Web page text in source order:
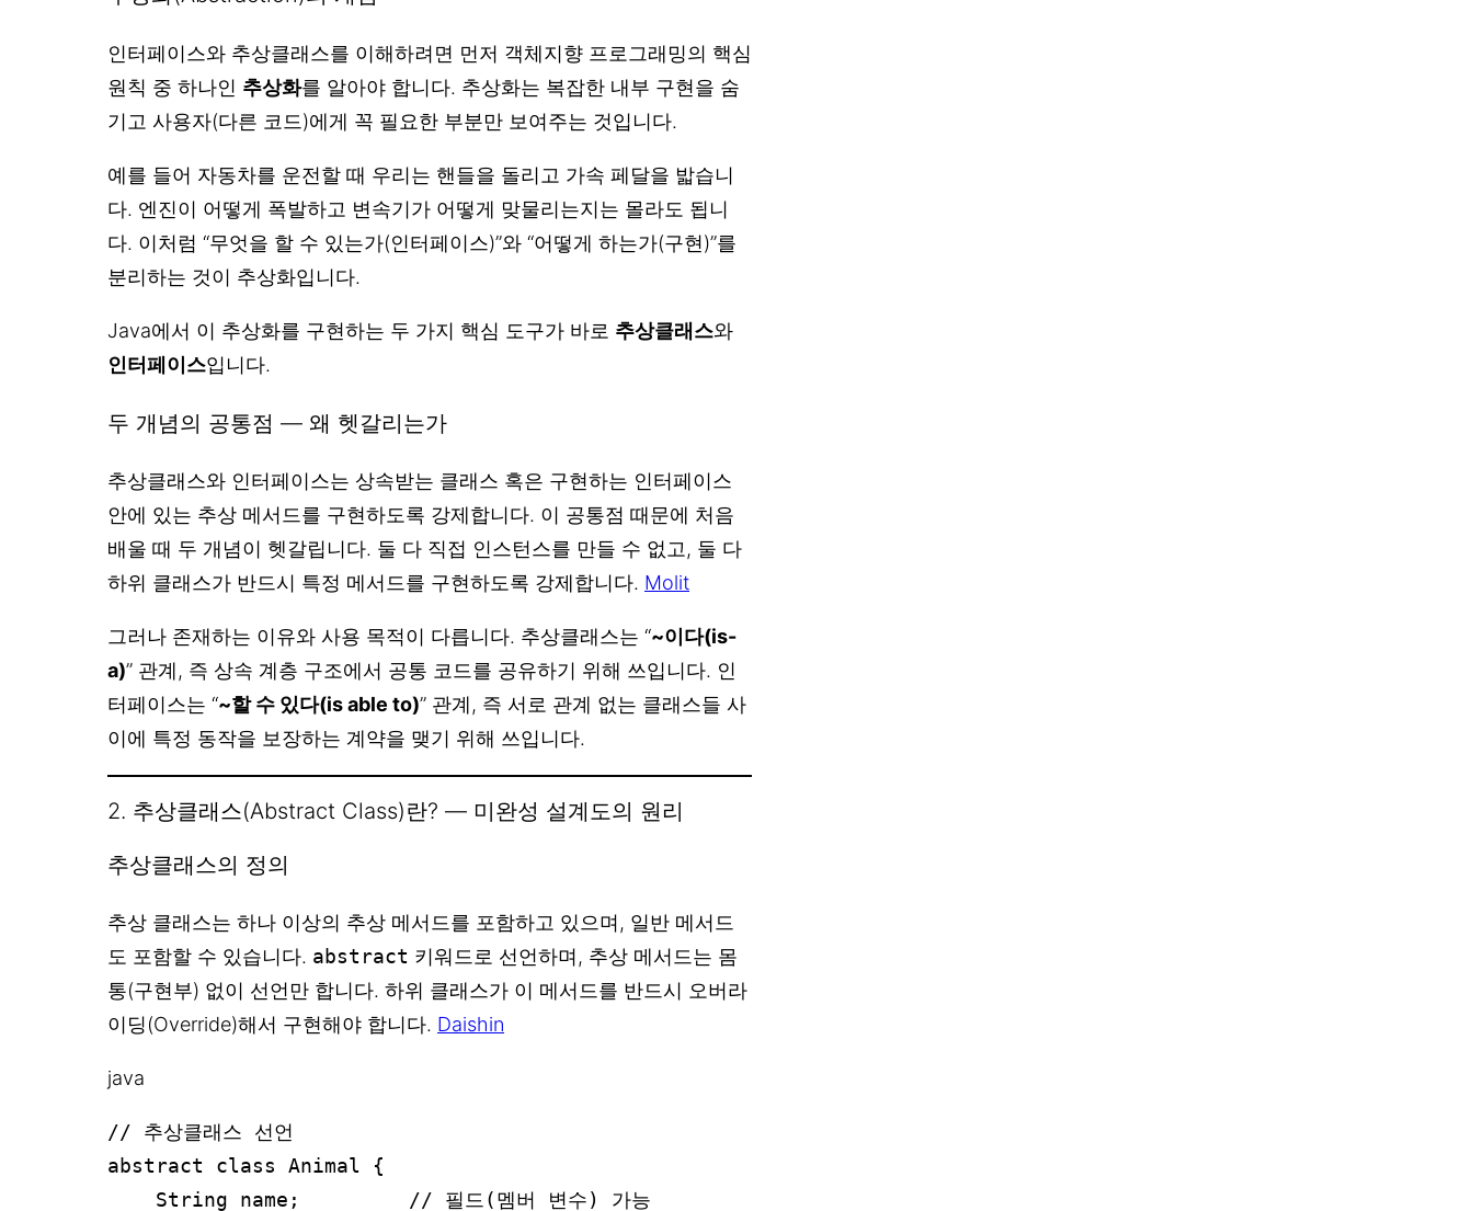
인터페이스와 추상클래스를 이해하려면 먼저 객체지향 프로그래밍의 핵심
원칙 중 하나인 추상화를 알아야 합니다. 추상화는 복잡한 내부 구현을 숨
기고 사용자(다른 코드)에게 꼭 필요한 부분만 보여주는 것입니다.
예를 들어 자동차를 운전할 때 우리는 핸들을 돌리고 가속 페달을 밟습니
다. 엔진이 어떻게 폭발하고 변속기가 어떻게 맞물리는지는 몰라도 됩니
다. 이처럼 “무엇을 할 수 있는가(인터페이스)”와 “어떻게 하는가(구현)”를
분리하는 것이 추상화입니다.
Java에서 이 추상화를 구현하는 두 가지 핵심 도구가 바로 추상클래스와
인터페이스입니다.
두 개념의 공통점 — 왜 헷갈리는가
추상클래스와 인터페이스는 상속받는 클래스 혹은 구현하는 인터페이스
안에 있는 추상 메서드를 구현하도록 강제합니다. 이 공통점 때문에 처음
배울 때 두 개념이 헷갈립니다. 둘 다 직접 인스턴스를 만들 수 없고, 둘 다
하위 클래스가 반드시 특정 메서드를 구현하도록 강제합니다. Molit
그러나 존재하는 이유와 사용 목적이 다릅니다. 추상클래스는 “~이다(is-
a)” 관계, 즉 상속 계층 구조에서 공통 코드를 공유하기 위해 쓰입니다. 인
터페이스는 “~할 수 있다(is able to)” 관계, 즉 서로 관계 없는 클래스들 사
이에 특정 동작을 보장하는 계약을 맺기 위해 쓰입니다.
2. 추상클래스(Abstract Class)란? — 미완성 설계도의 원리
추상클래스의 정의
추상 클래스는 하나 이상의 추상 메서드를 포함하고 있으며, 일반 메서드
도 포함할 수 있습니다. abstract 키워드로 선언하며, 추상 메서드는 몸
통(구현부) 없이 선언만 합니다. 하위 클래스가 이 메서드를 반드시 오버라
이딩(Override)해서 구현해야 합니다. Daishin
java
// 추상클래스 선언
abstract class Animal {